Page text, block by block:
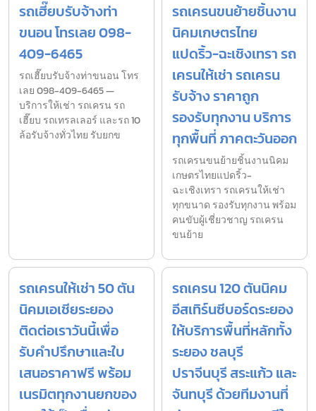
รถเฮี๊ยบรับจ้างท่า
ขนอน โทรเลย 098-
409-6465
รถเฮี๊ยบรับจ้างท่าขนอน โทร
เลย 098-409-6465 —
บริการให้เช่า รถเครน รถ
เฮี๊ยบ รถเทรลเลอร์ และรถ 10
ล้อรับจ้างทั่วไทย รับยกข
รถเครนขนย้ายชิ้นงาน
นิคมเกษตรไทย
แปดริ้ว-ฉะเชิงเทรา รถ
เครนให้เช่า รถเครน
รับจ้าง ราคาถูก
รองรับทุกงาน บริการ
ทุกพื้นที่ ภาคตะวันออก
รถเครนขนย้ายชิ้นงานนิคม
เกษตรไทยแปดริ้ว-
ฉะเชิงเทรา รถเครนให้เช่า
ทุกขนาด รองรับทุกงาน พร้อม
คนขับผู้เชี่ยวชาญ รถเครน
ขนย้าย
รถเครนให้เช่า 50 ตัน
นิคมเอเชียระยอง
ติดต่อเราวันนี้เพื่อ
รับคำปรึกษาและใบ
เสนอราคาฟรี พร้อม
เนรมิตทุกงานยกของ
รถเครน 120 ตันนิคม
อีสเทิร์นซีบอร์ดระยอง
ให้บริการพื้นที่หลักทั้ง
ระยอง ชลบุรี
ปราจีนบุรี สระแก้ว และ
จันทบุรี ด้วยทีมงานที่